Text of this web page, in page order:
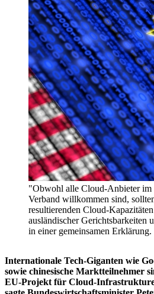
"Obwohl alle Cloud-Anbieter im
Verband willkommen sind,
resultierenden Cloud-
ausländischer Gerichtsbarkeiten
in einer gemeinsamen
Internationale Tech-Giganten wie
sowie chinesische Marktteilnehmer
EU-Projekt für Cloud-